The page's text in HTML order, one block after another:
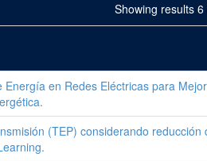
Showing results 6
en Redes Eléctricas para
(TEP) considerando reducción